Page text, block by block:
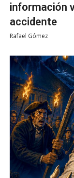
información
accidente
Rafael Gómez